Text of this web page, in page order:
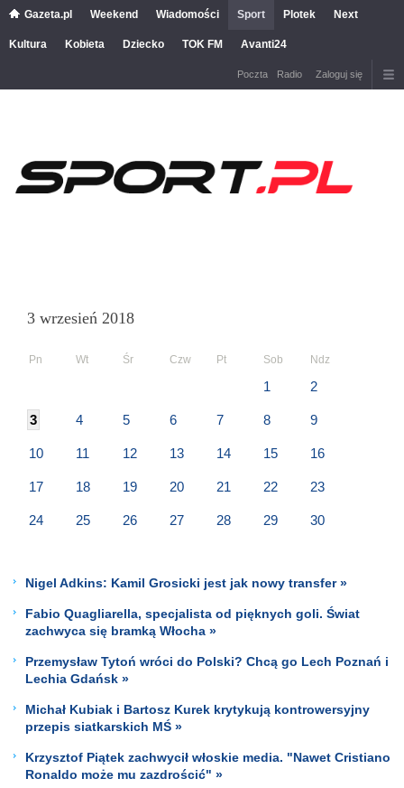
Gazeta.pl Weekend Wiadomości Sport Plotek Next
Kultura Kobieta Dziecko TOK FM Avanti24
Poczta Radio Zaloguj się
3 wrzesień 2018
Pn Wt Śr Czw Pt Sob Ndz
1 2
3 4 5 6 7 8 9
10 11 12 13 14 15 16
17 18 19 20 21 22 23
24 25 26 27 28 29 30
Nigel Adkins: Kamil Grosicki jest jak nowy transfer »
Fabio Quagliarella, specjalista od pięknych goli. Świat
zachwyca się bramką Włocha »
Przemysław Tytoń wróci do Polski? Chcą go Lech Poznań i
Lechia Gdańsk »
Michał Kubiak i Bartosz Kurek krytykują kontrowersyjny
przepis siatkarskich MŚ »
Krzysztof Piątek zachwycił włoskie media. "Nawet Cristiano
Ronaldo może mu zazdrościć" »